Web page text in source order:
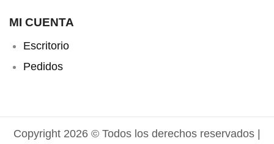
MI CUENTA
Escritorio
Pedidos
Copyright 2026 © Todos los derechos reservados |